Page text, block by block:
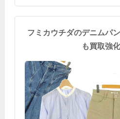
フミカウチダのデニムパ
も買取強